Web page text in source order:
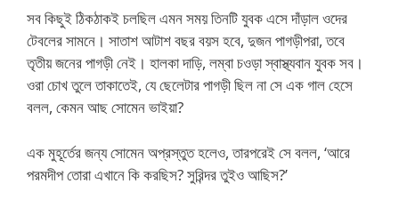
সব কিছুই ঠিকঠাকই চলছিল এমন সময় তিনটি যুবক এসে দাঁড়াল ওদের
টেবলের সামনে। সাতাশ আটাশ বছর বয়স হবে, দুজন পাগড়ীপরা, তবে
তৃতীয় জনের পাগড়ী নেই। হালকা দাড়ি, লম্বা চওড়া স্বাস্থ্যবান যুবক সব।
ওরা চোখ তুলে তাকাতেই, যে ছেলেটার পাগড়ী ছিল না সে এক গাল হেসে
বলল, কেমন আছ সোমেন ভাইয়া?
এক মুহূর্তের জন্য সোমেন অপ্রস্তুত হলেও, তারপরেই সে বলল, ‘আরে
পরমদীপ তোরা এখানে কি করছিস? সুরিন্দর তুইও আছিস?’